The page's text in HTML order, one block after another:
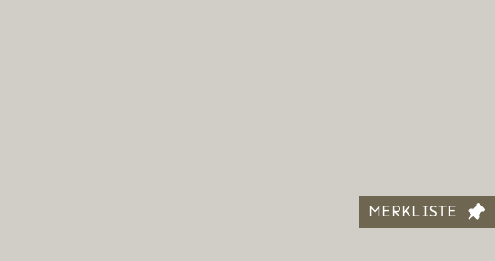
MERKLISTE